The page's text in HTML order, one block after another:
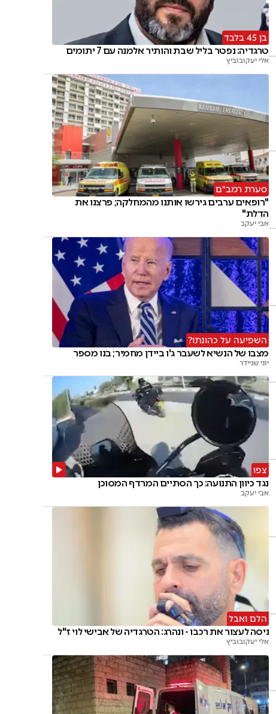
בן 45 בלבד
טרגדיה: נפטר בליל שבת והותיר אלמנה עם 7 יתומים
אלי יעקובוביץ
סערת רמב"ם
"רופאים ערבים גירשו אותנו מהמחלקה; פרצנו את
הדלת"
אבי יעקב
השפיעה על כהונתו?
מצבו של הנשיא לשעבר ג'ו ביידן מחמיר; בנו מספר
יוני שניידר
צפו
נגד כיוון התנועה: כך הסתיים המרדף המסוכן
אבי יעקב
הלם ואבל
ניסה לעצור את רכבו - ונהרג: הטרגדיה של אבישי לוי ז"ל
אלי יעקובוביץ